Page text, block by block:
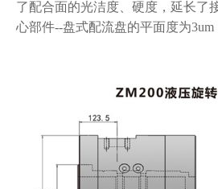
了配合面的光洁度、硬度，延长了
心部件--盘式配流盘的平面度为3um